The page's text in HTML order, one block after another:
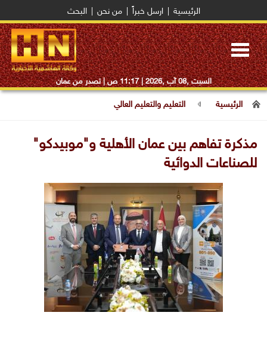
الرئيسية ارسل خبراً من نحن البحث
Toggle
navigation
السبت ,08 آب ,2026 | 11:17 ص | تصدر من عمان
الرئيسية التعليم والتعليم العالي
مذكرة تفاهم بين عمان الأهلية و"موبيدكو"
للصناعات الدوائية